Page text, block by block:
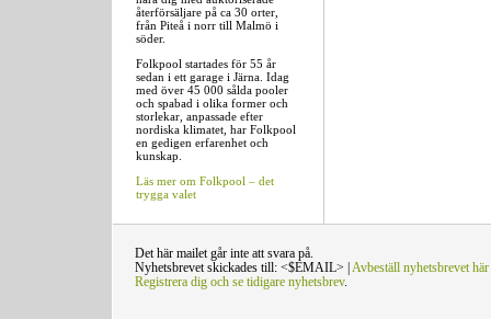
återförsäljare på ca 30 orter,
från Piteå i norr till Malmö i
söder.
Folkpool startades för 55 år
sedan i ett garage i Järna. Idag
med över 45 000 sålda pooler
och spabad i olika former och
storlekar, anpassade efter
nordiska klimatet, har Folkpool
en gedigen erfarenhet och
kunskap.
Läs mer om Folkpool – det
trygga valet
Det här mailet går inte att svara på.
Nyhetsbrevet skickades till: <$EMAIL> | Avbeställ nyhetsbrevet här
Registrera dig och se tidigare nyhetsbrev.